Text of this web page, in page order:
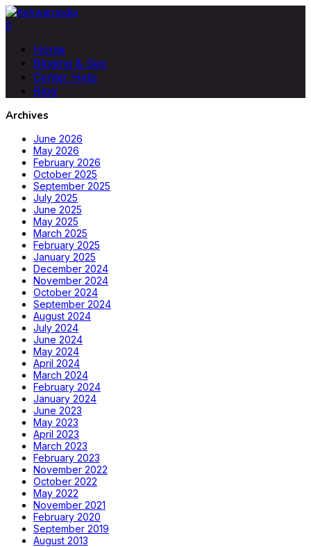
0
Home
Bloging & Seo
Center Help
Blog
Archives
June 2026
May 2026
February 2026
October 2025
September 2025
July 2025
June 2025
May 2025
March 2025
February 2025
January 2025
December 2024
November 2024
October 2024
September 2024
August 2024
July 2024
June 2024
May 2024
April 2024
March 2024
February 2024
January 2024
June 2023
May 2023
April 2023
March 2023
February 2023
November 2022
October 2022
May 2022
November 2021
February 2020
September 2019
August 2013